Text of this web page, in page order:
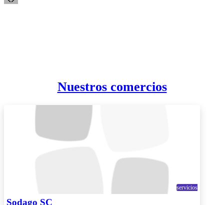
Nuestros comercios
servicios
Sodago SC